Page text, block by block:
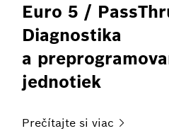
Euro 5 /
Diagnostika
a
jednotiek
Prečítajte si viac